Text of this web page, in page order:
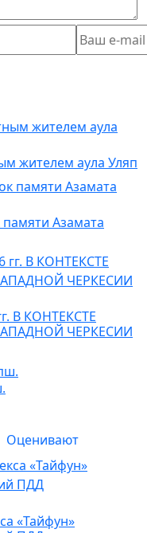
жителем аула Уляп
Азамата
В КОНТЕКСТЕ
ЧЕРКЕСИИ
Оценивают
«Тайфун»